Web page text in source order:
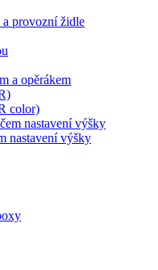
provozní židle
a opěrákem
color)
nastavení výšky
nastavení výšky